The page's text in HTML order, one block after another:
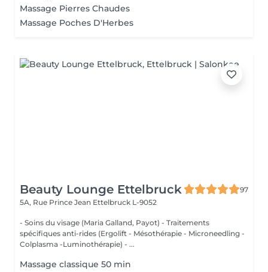
Massage Pierres Chaudes
Massage Poches D'Herbes
Beauty Lounge Ettelbruck
97
5A, Rue Prince Jean Ettelbruck L-9052
- Soins du visage (Maria Galland, Payot) - Traitements
spécifiques anti-rides (Ergolift - Mésothérapie - Microneedling -
Colplasma -Luminothérapie) - ...
Massage classique 50 min